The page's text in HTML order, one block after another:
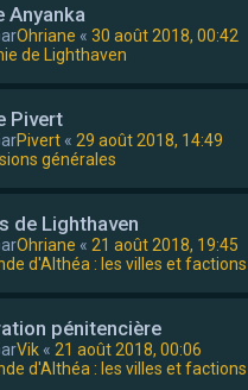
Anyanka
Ohriane « 30 août 2018, 00:42
de Lighthaven
Pivert
Pivert « 29 août 2018, 14:49
générales
de Lighthaven
Ohriane « 21 août 2018, 19:45
d'Althéa : les villes et factions
pénitencière
Vik « 21 août 2018, 00:06
d'Althéa : les villes et factions